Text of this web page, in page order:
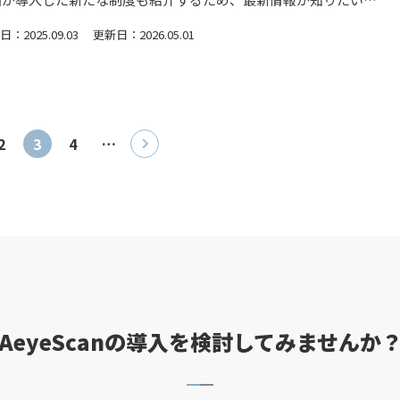
：2025.09.03 更新日：2026.05.01
3 4 …
の導入を検討してみませんか